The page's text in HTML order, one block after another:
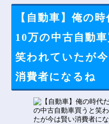
【自動車】俺の時
10万の中古自動車
笑われていたが
消費者になるね